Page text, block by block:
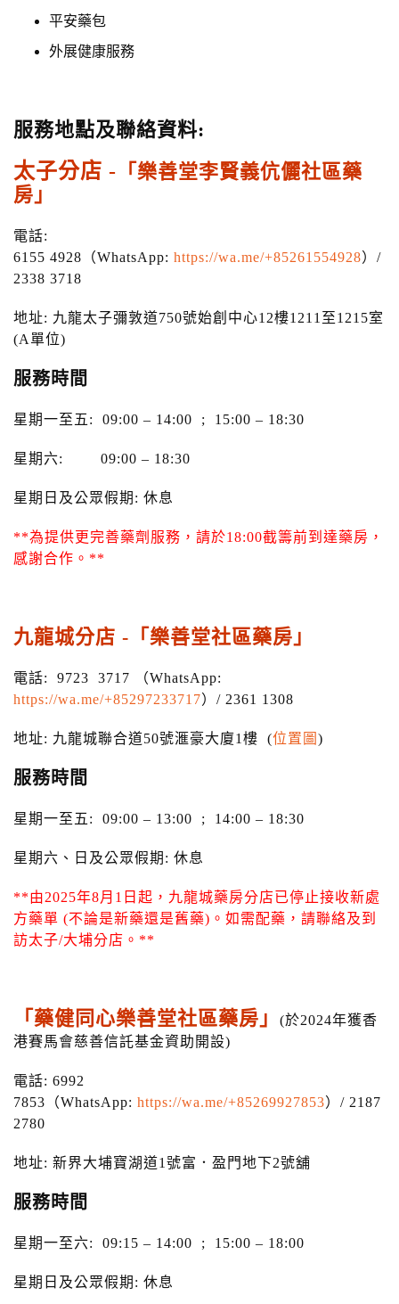
平安藥包
外展健康服務
服務地點及聯絡資料:
太子分店 - 「樂善堂李賢義伉儷社區藥
房」
電話:
6155 4928（WhatsApp: https://wa.me/+85261554928）/
2338 3718
地址: 九龍太子彌敦道750號始創中心12樓1211至1215室
(A單位)
服務時間
星期一至五: 09:00 – 14:00 ; 15:00 – 18:30
星期六: 09:00 – 18:30
星期日及公眾假期: 休息
**為提供更完善藥劑服務，請於18:00截籌前到達藥房，
感謝合作。**
九龍城分店 -「樂善堂社區藥房」
電話: 9723 3717 （WhatsApp:
https://wa.me/+85297233717）/ 2361 1308
地址: 九龍城聯合道50號滙豪大廈1樓 (位置圖 )
服務時間
星期一至五: 09:00 – 13:00 ; 14:00 – 18:30
星期六、日及公眾假期: 休息
**由2025年8月1日起，九龍城藥房分店已停止接收新處
方藥單 (不論是新藥還是舊藥)。如需配藥，請聯絡及到
訪太子/大埔分店。**
「藥健同心樂善堂社區藥房 」
(於2024年獲香
港賽馬會慈善信託基金資助開設)
電話: 6992
7853 （WhatsApp: https://wa.me/+85269927853）/ 2187
2780
地址: 新界大埔寶湖道1號富．盈門地下2號舖
服務時間
星期一至六: 09:15 – 14:00 ; 15:00 – 18:00
星期日及公眾假期: 休息